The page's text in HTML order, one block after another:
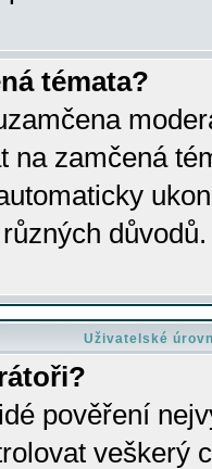
témata?
na zamčená
důvodů.
Uživatelské
pověření
veškerý